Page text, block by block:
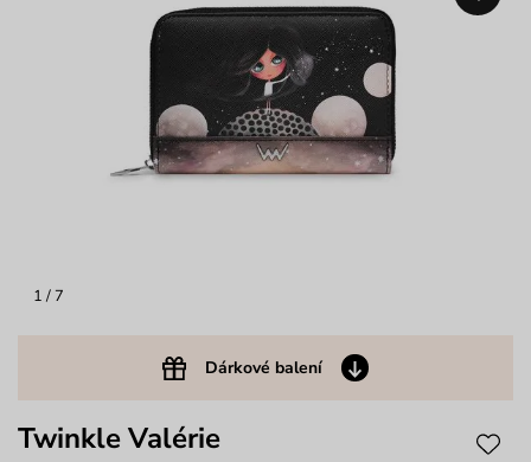
1 / 7
Dárkové balení
Twinkle Valérie